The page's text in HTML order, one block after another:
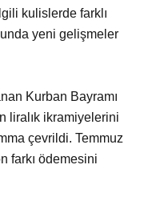
kulislerde farklı
yeni gelişmeler
Kurban Bayramı
liralık ikramiyelerini
çevrildi. Temmuz
farkı ödemesini